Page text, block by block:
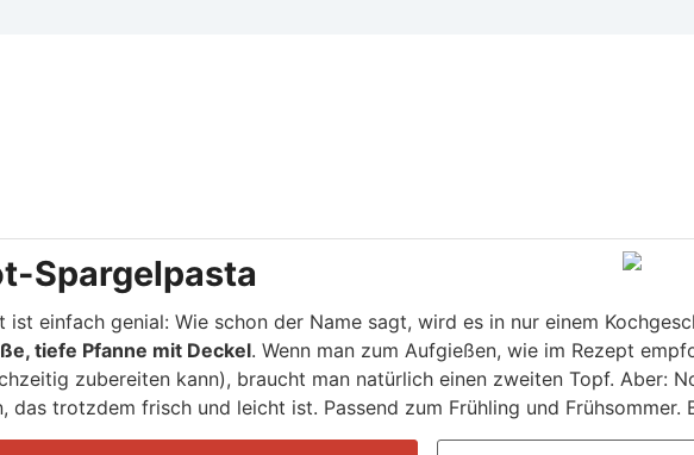
Spargelpasta
ist einfach genial: Wie schon der Name sagt, wird es in nur einem
tiefe Pfanne mit Deckel. Wenn man zum Aufgießen, wie im Rezept
zubereiten kann), braucht man natürlich einen zweiten Topf. Aber:
das trotzdem frisch und leicht ist. Passend zum Frühling und Frühsommer.